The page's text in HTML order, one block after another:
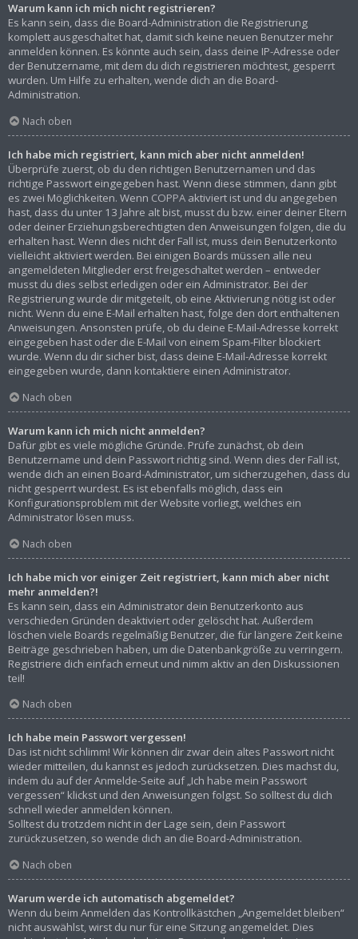
Warum kann ich mich nicht registrieren?
Es kann sein, dass die Board-Administration die Registrierung
komplett ausgeschaltet hat, damit sich keine neuen Benutzer mehr
anmelden können. Es könnte auch sein, dass deine IP-Adresse oder
der Benutzername, mit dem du dich registrieren möchtest, gesperrt
wurden. Um Hilfe zu erhalten, wende dich an die Board-
Administration.
Nach oben
Ich habe mich registriert, kann mich aber nicht anmelden!
Überprüfe zuerst, ob du den richtigen Benutzernamen und das
richtige Passwort eingegeben hast. Wenn diese stimmen, dann gibt
es zwei Möglichkeiten. Wenn COPPA aktiviert ist und du angegeben
hast, dass du unter 13 Jahre alt bist, musst du bzw. einer deiner Eltern
oder deiner Erziehungsberechtigten den Anweisungen folgen, die du
erhalten hast. Wenn dies nicht der Fall ist, muss dein Benutzerkonto
vielleicht aktiviert werden. Bei einigen Boards müssen alle neu
angemeldeten Mitglieder erst freigeschaltet werden – entweder
musst du dies selbst erledigen oder ein Administrator. Bei der
Registrierung wurde dir mitgeteilt, ob eine Aktivierung nötig ist oder
nicht. Wenn du eine E-Mail erhalten hast, folge den dort enthaltenen
Anweisungen. Ansonsten prüfe, ob du deine E-Mail-Adresse korrekt
eingegeben hast oder die E-Mail von einem Spam-Filter blockiert
wurde. Wenn du dir sicher bist, dass deine E-Mail-Adresse korrekt
eingegeben wurde, dann kontaktiere einen Administrator.
Nach oben
Warum kann ich mich nicht anmelden?
Dafür gibt es viele mögliche Gründe. Prüfe zunächst, ob dein
Benutzername und dein Passwort richtig sind. Wenn dies der Fall ist,
wende dich an einen Board-Administrator, um sicherzugehen, dass du
nicht gesperrt wurdest. Es ist ebenfalls möglich, dass ein
Konfigurationsproblem mit der Website vorliegt, welches ein
Administrator lösen muss.
Nach oben
Ich habe mich vor einiger Zeit registriert, kann mich aber nicht
mehr anmelden?!
Es kann sein, dass ein Administrator dein Benutzerkonto aus
verschieden Gründen deaktiviert oder gelöscht hat. Außerdem
löschen viele Boards regelmäßig Benutzer, die für längere Zeit keine
Beiträge geschrieben haben, um die Datenbankgröße zu verringern.
Registriere dich einfach erneut und nimm aktiv an den Diskussionen
teil!
Nach oben
Ich habe mein Passwort vergessen!
Das ist nicht schlimm! Wir können dir zwar dein altes Passwort nicht
wieder mitteilen, du kannst es jedoch zurücksetzen. Dies machst du,
indem du auf der Anmelde-Seite auf „Ich habe mein Passwort
vergessen“ klickst und den Anweisungen folgst. So solltest du dich
schnell wieder anmelden können.
Solltest du trotzdem nicht in der Lage sein, dein Passwort
zurückzusetzen, so wende dich an die Board-Administration.
Nach oben
Warum werde ich automatisch abgemeldet?
Wenn du beim Anmelden das Kontrollkästchen „Angemeldet bleiben“
nicht auswählst, wirst du nur für eine Sitzung angemeldet. Dies